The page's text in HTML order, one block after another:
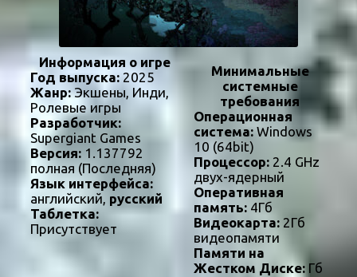
Информация о игре
Год выпуска: 2025
Жанр:Экшены, Инди,
Ролевые игры
Разработчик:
Supergiant Games
Версия: 1.137792
полная (Последняя)
Язык интерфейса:
английский, русский
Таблетка:
Присутствует
Минимальные
системные
требования
Операционная
система:Windows
10 (64bit)
Процессор:2.4 GHz
двух-ядерный
Оперативная
память:4Гб
Видеокарта:2Гб
видеопамяти
Памяти на
Жестком Диске:Гб